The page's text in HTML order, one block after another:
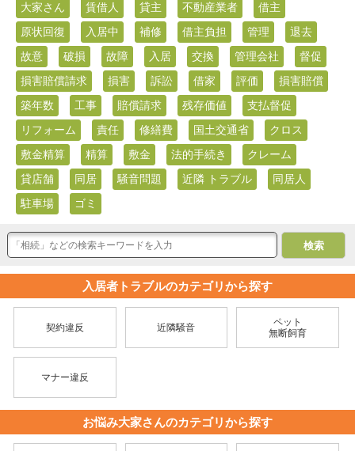
大家さん
賃借人 貸主 不動産業者
借主
原状回復
入居中 補修 借主負担 管理
退去
故意
破損 故障 入居 交換 管理会社
督促
損害賠償請求
損害 訴訟 借家 評価
損害賠償
築年数
工事 賠償請求 残存価値
支払督促
リフォーム
責任 修繕費 国土交通省
クロス
敷金精算
精算 敷金 法的手続き
クレーム
貸店舗
同居 騒音問題 近隣 トラブル
同居人
駐車場
ゴミ
入居者トラブルのカテゴリから探す
契約違反 近隣騒音
ペット
無断飼育
マナー違反
お悩み大家さんのカテゴリから探す